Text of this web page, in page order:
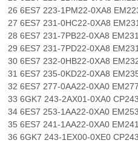
26 6ES7 223-1PM22-0XA8
27 6ES7 231-0HC22-0XA8
28 6ES7 231-7PB22-0XA8
29 6ES7 231-7PD22-0XA8
30 6ES7 232-0HB22-0XA8
31 6ES7 235-0KD22-0XA8
32 6ES7 277-0AA22-0XA0
33 6GK7 243-2AX01-0XA0
34 6ES7 253-1AA22-0XA0
35 6ES7 241-1AA22-0XA0
36 6GK7 243-1EX00-0XE0